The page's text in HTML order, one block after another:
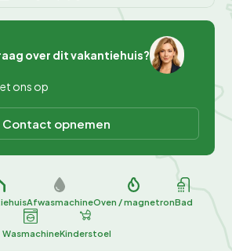
over dit vakantiehuis?
ons op
Contact opnemen
AfwasmachineOven / magnetronBad
WasmachineKinderstoel